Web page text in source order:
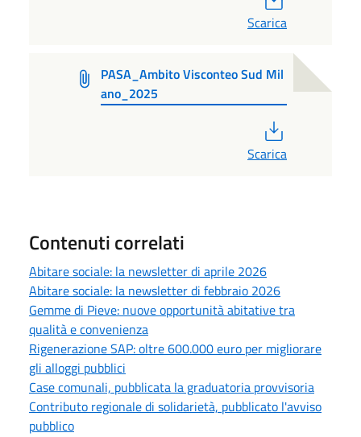
Scarica
PASA_Ambito Visconteo Sud Mil
ano_2025
Scarica
Contenuti correlati
Abitare sociale: la newsletter di aprile 2026
Abitare sociale: la newsletter di febbraio 2026
Gemme di Pieve: nuove opportunità abitative tra
qualità e convenienza
Rigenerazione SAP: oltre 600.000 euro per migliorare
gli alloggi pubblici
Case comunali, pubblicata la graduatoria provvisoria
Contributo regionale di solidarietà, pubblicato l'avviso
pubblico